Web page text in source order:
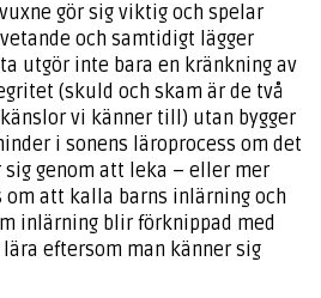
gör sig viktig och spelar
och samtidigt lägger
utgör inte bara en kränkning av
(skuld och skam är de två
vi känner till) utan bygger
i sonens läroprocess om det
sig genom att leka – eller mer
om att kalla barns inlärning och
inlärning blir förknippad med
eftersom man känner sig